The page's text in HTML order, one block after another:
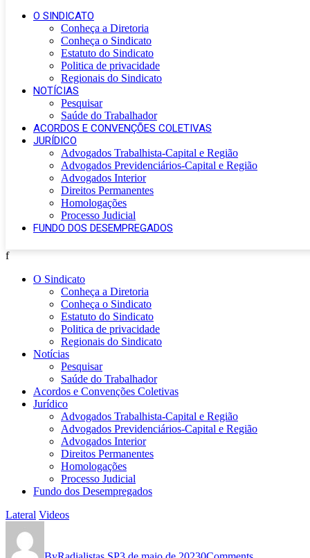
O SINDICATO
Conheça a Diretoria
Conheça o Sindicato
Estatuto do Sindicato
Politica de privacidade
Regionais do Sindicato
NOTÍCIAS
Pesquisar
Saúde do Trabalhador
ACORDOS E CONVENÇÕES COLETIVAS
JURÍDICO
Advogados Trabalhista-Capital e Região
Advogados Previdenciários-Capital e Região
Advogados Interior
Direitos Permanentes
Homologações
Processo Judicial
FUNDO DOS DESEMPREGADOS
f
O Sindicato
Conheça a Diretoria
Conheça o Sindicato
Estatuto do Sindicato
Politica de privacidade
Regionais do Sindicato
Notícias
Pesquisar
Saúde do Trabalhador
Acordos e Convenções Coletivas
Jurídico
Advogados Trabalhista-Capital e Região
Advogados Previdenciários-Capital e Região
Advogados Interior
Direitos Permanentes
Homologações
Processo Judicial
Fundo dos Desempregados
Lateral Videos
de